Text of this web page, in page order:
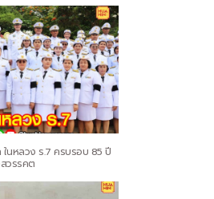
นหลวง ร.7 ครบรอบ 85 ปี
วรรคต